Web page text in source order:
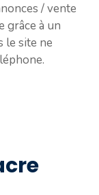
/ vente
grâce à un
le site ne